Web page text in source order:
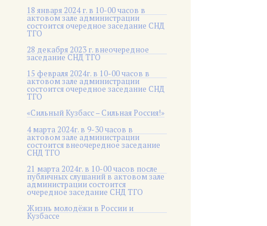
18 января 2024 г. в 10-00 часов в
актовом зале администрации
состоится очередное заседание СНД
ТГО
28 декабря 2023 г. внеочередное
заседание СНД ТГО
15 февраля 2024г. в 10-00 часов в
актовом зале администрации
состоится очередное заседание СНД
ТГО
«Сильный Кузбасс – Сильная Россия!»
4 марта 2024г. в 9-30 часов в
актовом зале администрации
состоится внеочередное заседание
СНД ТГО
21 марта 2024г. в 10-00 часов после
публичных слушаний в актовом зале
администрации состоится
очередное заседание СНД ТГО
Жизнь молодёжи в России и
Кузбассе